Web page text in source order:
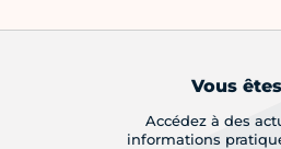
Vous
Accédez à des
informations